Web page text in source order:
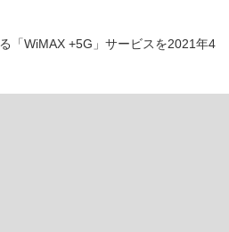
「WiMAX +5G」サービスを2021年4